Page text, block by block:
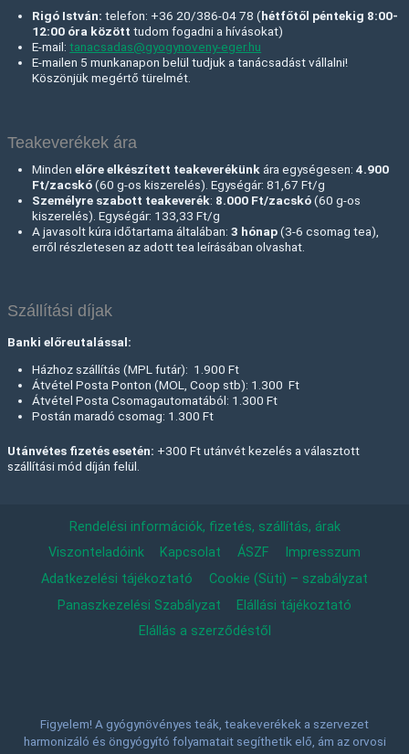
Rigó István:telefon: +36 20/386-04 78 (hétfőtől péntekig 8:00-
12:00 óra között tudom fogadni a hívásokat)
E-mail:tanacsadas@gyogynoveny-eger.hu
E-mailen 5 munkanapon belül tudjuk a tanácsadást vállalni!
Köszönjük megértő türelmét.
Teakeverékek ára
Mindenelőre elkészített teakeverékünk ára egységesen:4.900
Ft/zacskó(60 g-os kiszerelés). Egységár: 81,67 Ft/g
Személyre szabott teakeverék: 8.000 Ft/zacskó(60 g-os
kiszerelés). Egységár: 133,33 Ft/g
A javasolt kúra időtartama általában: 3 hónap(3-6 csomag tea),
erről részletesen az adott tea leírásában olvashat.
Szállítási díjak
Banki előreutalással:
Házhoz szállítás (MPL futár): 1.900 Ft
Átvétel Posta Ponton (MOL, Coop stb): 1.300 Ft
Átvétel Posta Csomagautomatából: 1.300 Ft
Postán maradó csomag: 1.300 Ft
Utánvétes fizetés esetén: +300 Ft utánvét kezelés a választott
szállítási mód díján felül.
Rendelési információk, fizetés, szállítás, árak
Viszonteladóink
Kapcsolat ÁSZF
Impresszum
Adatkezelési tájékoztató
Cookie (Süti) – szabályzat
Panaszkezelési Szabályzat
Elállási tájékoztató
Elállás a szerződéstől
Figyelem! A gyógynövényes teák, teakeverékek a szervezet
harmonizáló és öngyógyító folyamatait segíthetik elő, ám az orvosi